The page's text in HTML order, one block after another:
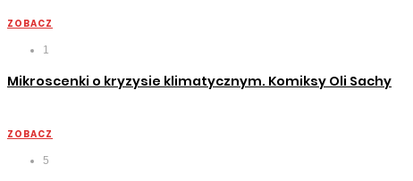
ZOBACZ
1
Mikroscenki o kryzysie klimatycznym. Komiksy Oli Sachy
ZOBACZ
5